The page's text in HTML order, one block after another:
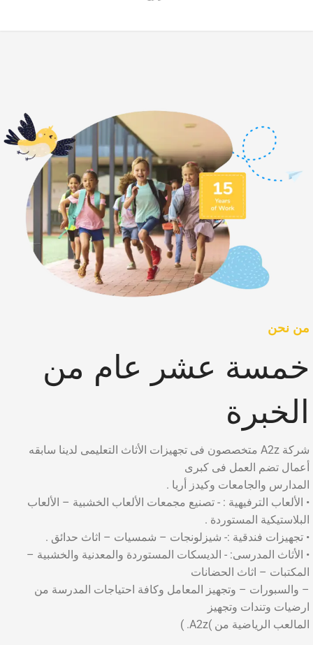
من نحن
خمسة عشر عام من
الخبرة
شركة A2z متخصصون فى تجهيزات الأثاث التعليمى لدينا سابقه
أعمال تضم العمل فى كبرى
المدارس والجامعات وكيدز أريا .
• الألعاب الترفيهية : - تصنيع مجمعات الألعاب الخشبية – الألعاب
البلاستيكية المستوردة .
• تجهيزات فندقية :- شيزلونجات – شمسيات – اثاث حدائق .
• الأثاث المدرسى: - الديسكات المستوردة والمعدنية والخشبية –
المكتبات – اثاث الحضانات
– والسبورات – وتجهيز المعامل وكافة احتياجات المدرسة من
ارضيات وتندات وتجهيز
المالعب الرياضية من )A2z. )